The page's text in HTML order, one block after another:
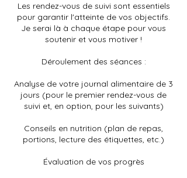
Les rendez-vous de suivi sont essentiels
pour garantir l'atteinte de vos objectifs.
Je serai là à chaque étape pour vous
soutenir et vous motiver !
Déroulement des séances :
Analyse de votre journal alimentaire de 3
jours (pour le premier rendez-vous de
suivi et, en option, pour les suivants)
Conseils en nutrition (plan de repas,
portions, lecture des étiquettes, etc.)
Évaluation de vos progrès